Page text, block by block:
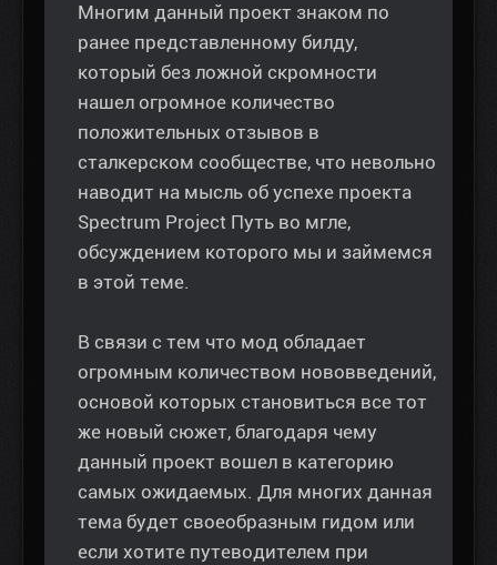
Многим данный проект знаком по
ранее представленному билду,
который без ложной скромности
нашел огромное количество
положительных отзывов в
сталкерском сообществе, что невольно
наводит на мысль об успехе проекта
Spectrum Project Путь во мгле,
обсуждением которого мы и займемся
в этой теме.
В связи с тем что мод обладает
огромным количеством нововведений,
основой которых становиться все тот
же новый сюжет, благодаря чему
данный проект вошел в категорию
самых ожидаемых. Для многих данная
тема будет своеобразным гидом или
если хотите путеводителем при